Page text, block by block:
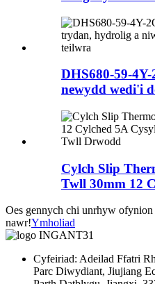
DHS680-59-
newydd wedi'i
Cylch Slip
Twll 30mm 12
Oes gennych chi unrhyw
nawr!Ymholiad
Cyfeiriad: Adeilad Ffatri
Parc Diwydiant, Jiujiang